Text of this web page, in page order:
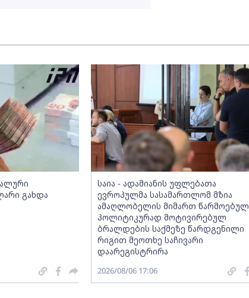
გახდა
საია - ადამიანის უფლებათა
ევროპულმა სასამართლომ მზია
ამაღლობელის მიმართ წარმოებულ
პოლიტიკურად მოტივირებულ
ბრალდების საქმეზე წარდგენილი
რიგით მეოთხე საჩივარი
დაარეგისტრირა
2026/08/06 17:06